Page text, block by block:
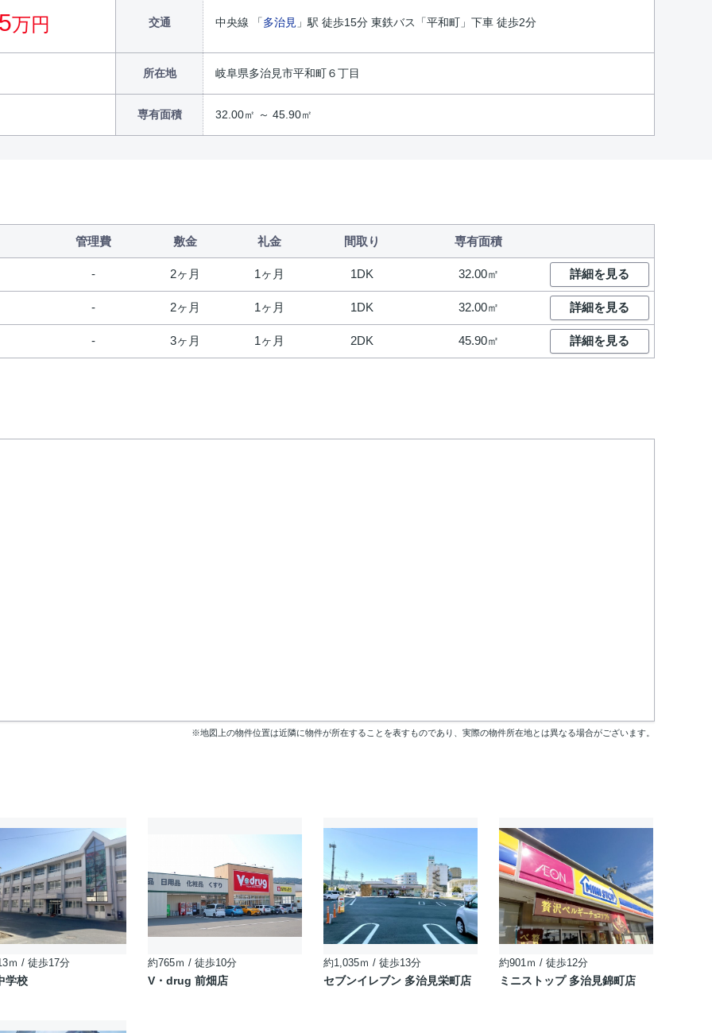
万円 交通 中央線 「多治見 」駅 徒歩15分 東鉄バス「平和町」下車 徒歩2分
所在地 岐阜県多治見市平和町６丁目
専有面積 32.00㎡ ～ 45.90㎡
管理費 敷金 礼金 間取り 専有面積
2ヶ月 1ヶ月 1DK 32.00㎡ 詳細を見る
2ヶ月 1ヶ月 1DK 32.00㎡ 詳細を見る
3ヶ月 1ヶ月 2DK 45.90㎡ 詳細を見る
※地図上の物件位置は近隣に物件が所在することを表すものであり、実際の物件所在地とは異なる場合がございます。
ｍ / 徒歩17分
学校
約765ｍ / 徒歩10分
V・drug 前畑店
約1,035ｍ / 徒歩13分
セブンイレブン 多治見栄町店
約901ｍ / 徒歩12分
ミニストップ 多治見錦町店